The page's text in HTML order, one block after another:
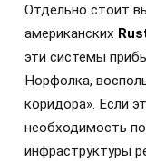
Отдельно стоит
американских
эти системы
Норфолка,
коридора». Если
необходимость
инфраструктуры